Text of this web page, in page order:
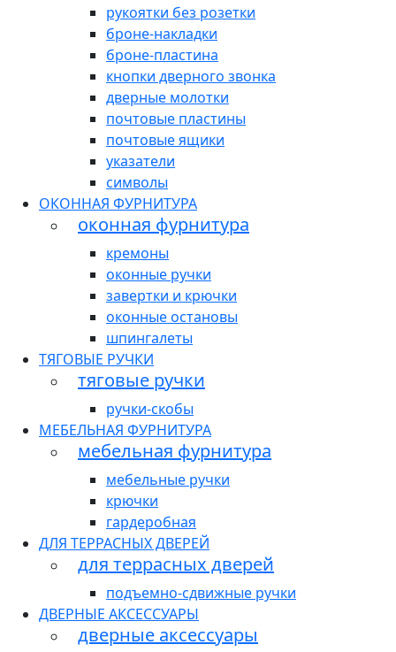
рукоятки без розетки
броне-накладки
броне-пластина
кнопки дверного звонка
дверные молотки
почтовые пластины
почтовые ящики
указатели
символы
ОКОННАЯ ФУРНИТУРА
оконная фурнитура
кремоны
оконные ручки
завертки и крючки
оконные остановы
шпингалеты
ТЯГОВЫЕ РУЧКИ
тяговые ручки
ручки-скобы
МЕБЕЛЬНАЯ ФУРНИТУРА
мебельная фурнитура
мебельные ручки
крючки
гардеробная
ДЛЯ ТЕРРАСНЫХ ДВЕРЕЙ
для террасных дверей
подъемно-сдвижные ручки
ДВЕРНЫЕ АКСЕССУАРЫ
дверные аксессуары